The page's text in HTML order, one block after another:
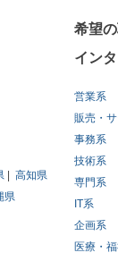
高知県
県
希望
イン
営業系
販売・
事務系
技術系
専門系
IT系
企画系
医療・